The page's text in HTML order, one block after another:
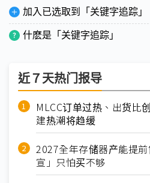
加入已选取到「关键字追踪」
什麽是「关键字追踪」
近７天热门报导
MLCC订单过热、出货
建热潮将趋缓
2027全年存储器产能提
宣」只怕买不够